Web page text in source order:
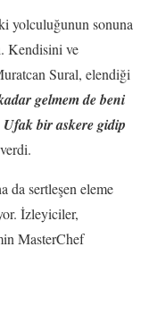
yolculuğunun sonuna
Kendisini ve
Sural, elendiği
gelmem de beni
bir askere gidip
da sertleşen eleme
İzleyiciler,
MasterChef